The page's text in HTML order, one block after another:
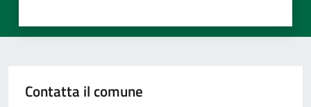
Contatta il comune